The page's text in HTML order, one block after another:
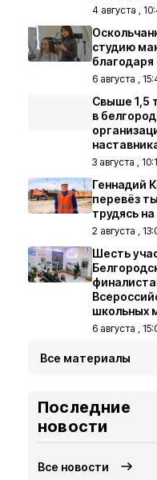
4 августа ,
студию
6 августа ,
Свыше 1,5
в
3 августа ,
Геннадий
перевёз
трудясь
2 августа ,
Шесть
школьных
6 августа ,
Все материалы
Последние
новости
Все новости